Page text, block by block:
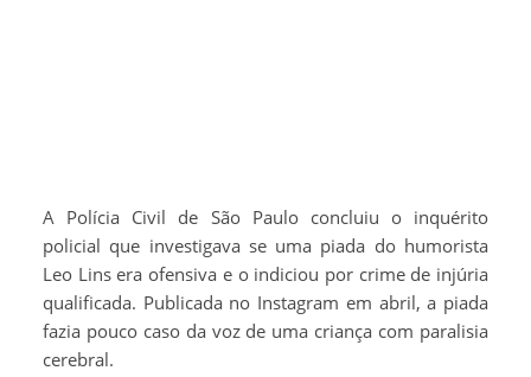
A Polícia Civil de São Paulo concluiu o inquérito
policial que investigava se uma piada do humorista
Leo Lins era ofensiva e o indiciou por crime de injúria
qualificada. Publicada no Instagram em abril, a piada
fazia pouco caso da voz de uma criança com paralisia
cerebral.